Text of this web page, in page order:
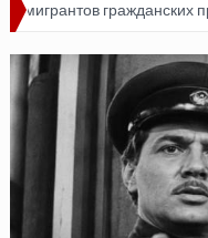
гражданских прав